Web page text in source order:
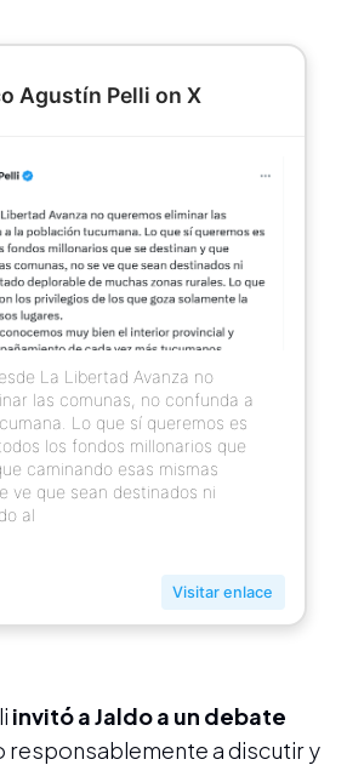
Agustín Pelli on X
La Libertad Avanza no
las comunas, no confunda a
Lo que sí queremos es
los fondos millonarios que
caminando esas mismas
ve que sean destinados ni
al
Visitar enlace
invitó a Jaldo a un debate
responsablemente a discutir y